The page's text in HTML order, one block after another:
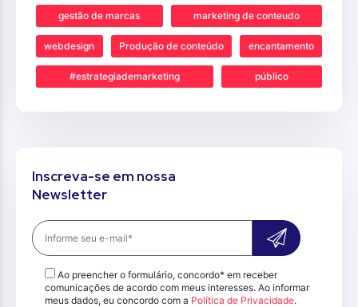
gestão de marcas marketing de conteudo
webdesign Produção de conteúdo encantamento
#estrategiademarketing público
Inscreva-se em nossa
Newsletter
Ao preencher o formulário, concordo* em receber
comunicações de acordo com meus interesses. Ao informar
meus dados, eu concordo com a Política de Privacidade.